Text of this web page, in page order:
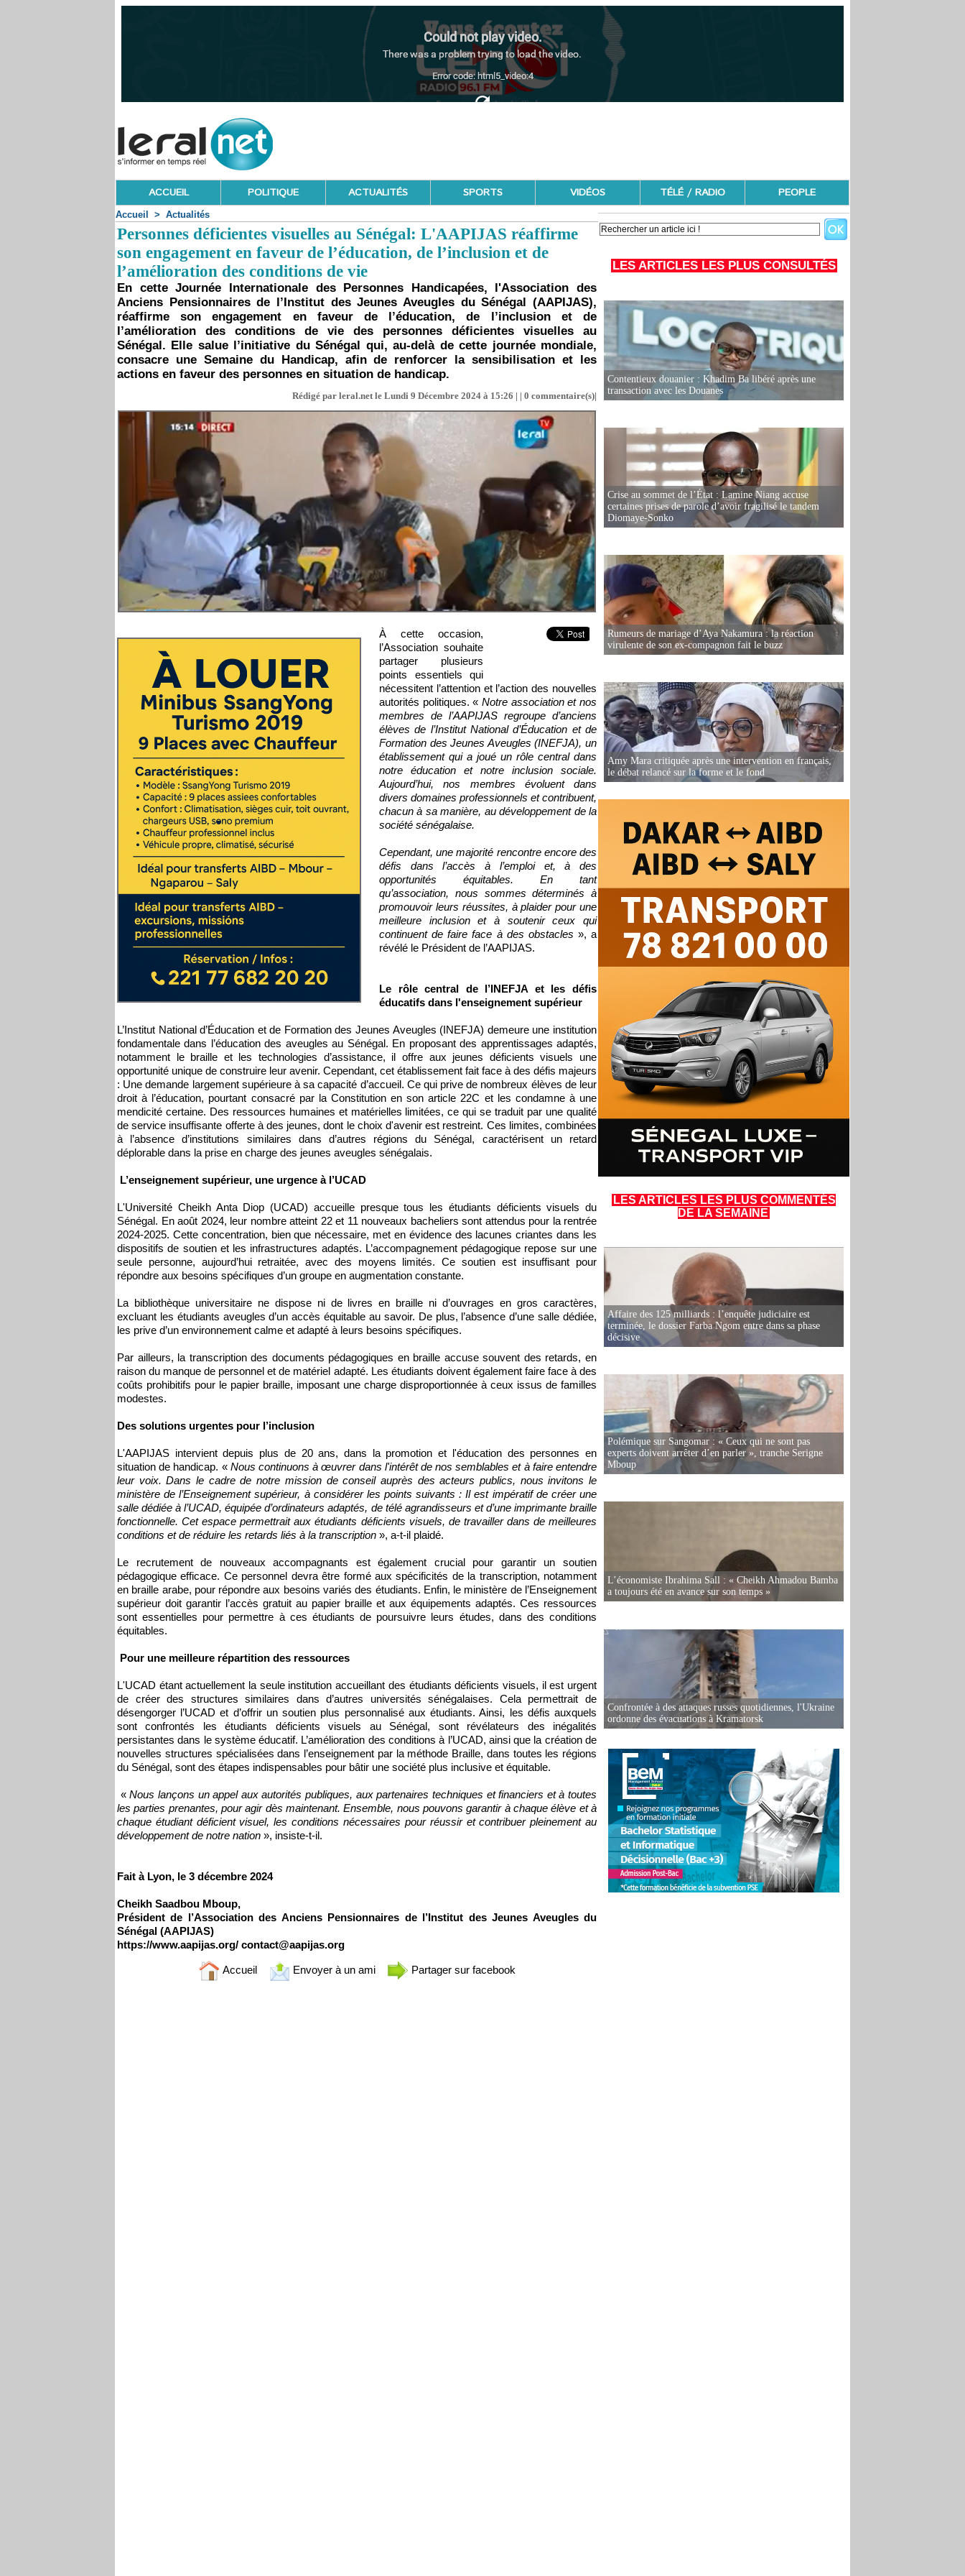
ACCUEIL POLITIQUE ACTUALITÉS SPORTS VIDÉOS TÉLÉ / RADIO PEOPLE
Accueil > Actualités
Personnes déficientes visuelles au Sénégal: L'AAPIJAS réaffirme
son engagement en faveur de l’éducation, de l’inclusion et de
l’amélioration des conditions de vie
En cette Journée Internationale des Personnes Handicapées, l'Association des
Anciens Pensionnaires de l’Institut des Jeunes Aveugles du Sénégal (AAPIJAS),
réaffirme son engagement en faveur de l’éducation, de l’inclusion et de
l’amélioration des conditions de vie des personnes déficientes visuelles au
Sénégal. Elle salue l’initiative du Sénégal qui, au-delà de cette journée mondiale,
consacre une Semaine du Handicap, afin de renforcer la sensibilisation et les
actions en faveur des personnes en situation de handicap.
Rédigé par leral.net le Lundi 9 Décembre 2024 à 15:26 | | 0 commentaire(s)|
À cette occasion,
l’Association souhaite
partager plusieurs
points essentiels qui
nécessitent l’attention et l’action des nouvelles
autorités politiques. « Notre association et nos
membres de l’AAPIJAS regroupe d’anciens
élèves de l’Institut National d’Éducation et de
Formation des Jeunes Aveugles (INEFJA), un
établissement qui a joué un rôle central dans
notre éducation et notre inclusion sociale.
Aujourd’hui, nos membres évoluent dans
divers domaines professionnels et contribuent,
chacun à sa manière, au développement de la
société sénégalaise.
Cependant, une majorité rencontre encore des
défis dans l’accès à l’emploi et, à des
opportunités équitables. En tant
qu’association, nous sommes déterminés à
promouvoir leurs réussites, à plaider pour une
meilleure inclusion et à soutenir ceux qui
continuent de faire face à des obstacles », a
révélé le Président de l’AAPIJAS.
Le rôle central de l’INEFJA et les défis
éducatifs dans l'enseignement supérieur
L’Institut National d’Éducation et de Formation des Jeunes Aveugles (INEFJA) demeure une institution
fondamentale dans l’éducation des aveugles au Sénégal. En proposant des apprentissages adaptés,
notamment le braille et les technologies d’assistance, il offre aux jeunes déficients visuels une
opportunité unique de construire leur avenir. Cependant, cet établissement fait face à des défis majeurs
: Une demande largement supérieure à sa capacité d’accueil. Ce qui prive de nombreux élèves de leur
droit à l’éducation, pourtant consacré par la Constitution en son article 22C et les condamne à une
mendicité certaine. Des ressources humaines et matérielles limitées, ce qui se traduit par une qualité
de service insuffisante offerte à des jeunes, dont le choix d'avenir est restreint. Ces limites, combinées
à l’absence d’institutions similaires dans d’autres régions du Sénégal, caractérisent un retard
déplorable dans la prise en charge des jeunes aveugles sénégalais.
L’enseignement supérieur, une urgence à l’UCAD
L'Université Cheikh Anta Diop (UCAD) accueille presque tous les étudiants déficients visuels du
Sénégal. En août 2024, leur nombre atteint 22 et 11 nouveaux bacheliers sont attendus pour la rentrée
2024-2025. Cette concentration, bien que nécessaire, met en évidence des lacunes criantes dans les
dispositifs de soutien et les infrastructures adaptés. L’accompagnement pédagogique repose sur une
seule personne, aujourd’hui retraitée, avec des moyens limités. Ce soutien est insuffisant pour
répondre aux besoins spécifiques d’un groupe en augmentation constante.
La bibliothèque universitaire ne dispose ni de livres en braille ni d’ouvrages en gros caractères,
excluant les étudiants aveugles d’un accès équitable au savoir. De plus, l’absence d’une salle dédiée,
les prive d’un environnement calme et adapté à leurs besoins spécifiques.
Par ailleurs, la transcription des documents pédagogiques en braille accuse souvent des retards, en
raison du manque de personnel et de matériel adapté. Les étudiants doivent également faire face à des
coûts prohibitifs pour le papier braille, imposant une charge disproportionnée à ceux issus de familles
modestes.
Des solutions urgentes pour l’inclusion
L'AAPIJAS intervient depuis plus de 20 ans, dans la promotion et l'éducation des personnes en
situation de handicap. « Nous continuons à œuvrer dans l'intérêt de nos semblables et à faire entendre
leur voix. Dans le cadre de notre mission de conseil auprès des acteurs publics, nous invitons le
ministère de l’Enseignement supérieur, à considérer les points suivants : Il est impératif de créer une
salle dédiée à l’UCAD, équipée d’ordinateurs adaptés, de télé agrandisseurs et d’une imprimante braille
fonctionnelle. Cet espace permettrait aux étudiants déficients visuels, de travailler dans de meilleures
conditions et de réduire les retards liés à la transcription », a-t-il plaidé.
Le recrutement de nouveaux accompagnants est également crucial pour garantir un soutien
pédagogique efficace. Ce personnel devra être formé aux spécificités de la transcription, notamment
en braille arabe, pour répondre aux besoins variés des étudiants. Enfin, le ministère de l’Enseignement
supérieur doit garantir l’accès gratuit au papier braille et aux équipements adaptés. Ces ressources
sont essentielles pour permettre à ces étudiants de poursuivre leurs études, dans des conditions
équitables.
Pour une meilleure répartition des ressources
L'UCAD étant actuellement la seule institution accueillant des étudiants déficients visuels, il est urgent
de créer des structures similaires dans d’autres universités sénégalaises. Cela permettrait de
désengorger l’UCAD et d’offrir un soutien plus personnalisé aux étudiants. Ainsi, les défis auxquels
sont confrontés les étudiants déficients visuels au Sénégal, sont révélateurs des inégalités
persistantes dans le système éducatif. L’amélioration des conditions à l’UCAD, ainsi que la création de
nouvelles structures spécialisées dans l’enseignement par la méthode Braille, dans toutes les régions
du Sénégal, sont des étapes indispensables pour bâtir une société plus inclusive et équitable.
«Nous lançons un appel aux autorités publiques, aux partenaires techniques et financiers et à toutes
les parties prenantes, pour agir dès maintenant. Ensemble, nous pouvons garantir à chaque élève et à
chaque étudiant déficient visuel, les conditions nécessaires pour réussir et contribuer pleinement au
développement de notre nation », insiste-t-il.
Fait à Lyon, le 3 décembre 2024
Cheikh Saadbou Mboup,
Président de l’Association des Anciens Pensionnaires de l’Institut des Jeunes Aveugles du
Sénégal (AAPIJAS)
https://www.aapijas.org/ contact@aapijas.org
Accueil Envoyer à un ami Partager sur facebook
LES ARTICLES LES PLUS CONSULTÉS
Contentieux douanier : Khadim Ba libéré après une
transaction avec les Douanes
Crise au sommet de l’État : Lamine Niang accuse
certaines prises de parole d’avoir fragilisé le tandem
Diomaye-Sonko
Rumeurs de mariage d’Aya Nakamura : la réaction
virulente de son ex-compagnon fait le buzz
Amy Mara critiquée après une intervention en français,
le débat relancé sur la forme et le fond
LES ARTICLES LES PLUS COMMENTÉS
DE LA SEMAINE
Affaire des 125 milliards : l’enquête judiciaire est
terminée, le dossier Farba Ngom entre dans sa phase
décisive
Polémique sur Sangomar : « Ceux qui ne sont pas
experts doivent arrêter d’en parler », tranche Serigne
Mboup
L’économiste Ibrahima Sall : « Cheikh Ahmadou Bamba
a toujours été en avance sur son temps »
Confrontée à des attaques russes quotidiennes, l'Ukraine
ordonne des évacuations à Kramatorsk